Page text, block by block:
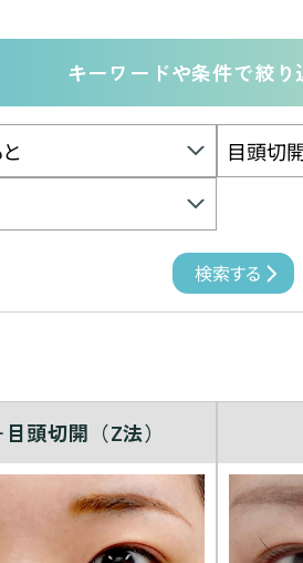
キーワードや条件で絞
頭切開（Z法）